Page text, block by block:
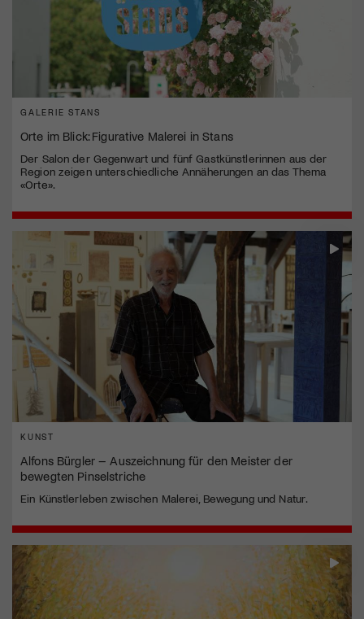
GALERIE STANS
Orte im Blick: Figurative Malerei in Stans
Der Salon der Gegenwart und fünf Gastkünstlerinnen aus der
Region zeigen unterschiedliche Annäherungen an das Thema
«Orte».
KUNST
Alfons Bürgler – Auszeichnung für den Meister der
bewegten Pinselstriche
Ein Künstlerleben zwischen Malerei, Bewegung und Natur.